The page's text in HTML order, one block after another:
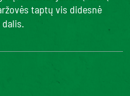
taptų vis didesnė